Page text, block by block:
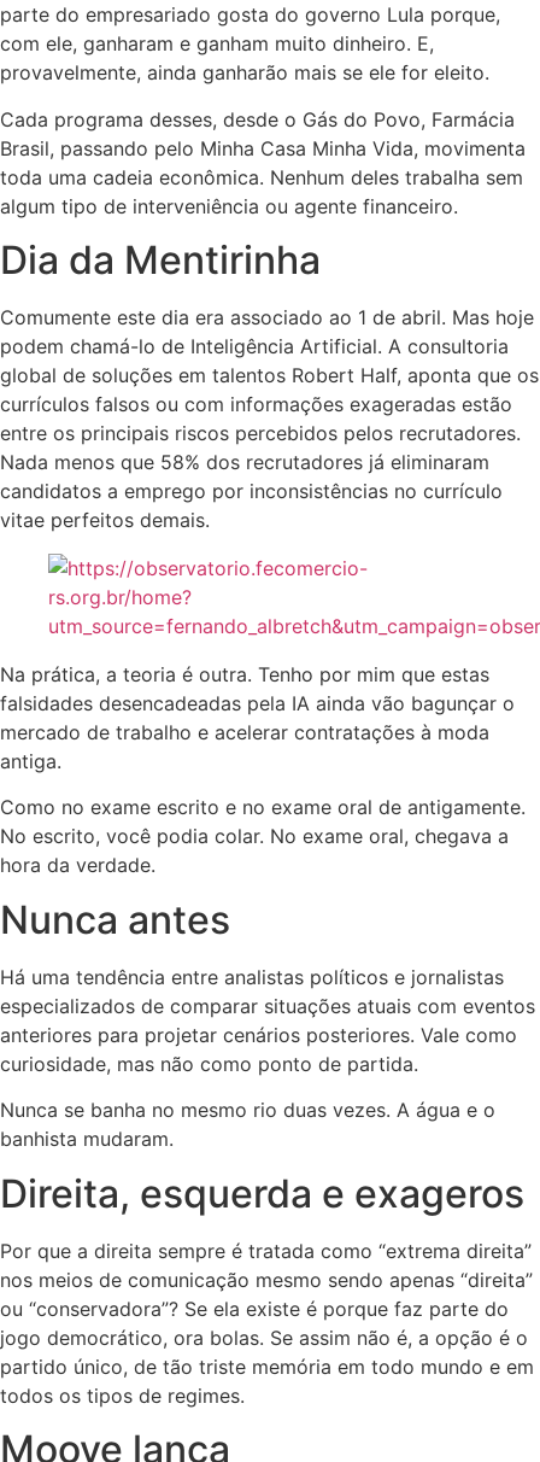
parte do empresariado gosta do governo Lula porque,
com ele, ganharam e ganham muito dinheiro. E,
provavelmente, ainda ganharão mais se ele for eleito.
Cada programa desses, desde o Gás do Povo, Farmácia
Brasil, passando pelo Minha Casa Minha Vida, movimenta
toda uma cadeia econômica. Nenhum deles trabalha sem
algum tipo de interveniência ou agente financeiro.
Dia da Mentirinha
Comumente este dia era associado ao 1 de abril. Mas hoje
podem chamá-lo de Inteligência Artificial. A consultoria
global de soluções em talentos Robert Half, aponta que os
currículos falsos ou com informações exageradas estão
entre os principais riscos percebidos pelos recrutadores.
Nada menos que 58% dos recrutadores já eliminaram
candidatos a emprego por inconsistências no currículo
vitae perfeitos demais.
Na prática, a teoria é outra. Tenho por mim que estas
falsidades desencadeadas pela IA ainda vão bagunçar o
mercado de trabalho e acelerar contratações à moda
antiga.
Como no exame escrito e no exame oral de antigamente.
No escrito, você podia colar. No exame oral, chegava a
hora da verdade.
Nunca antes
Há uma tendência entre analistas políticos e jornalistas
especializados de comparar situações atuais com eventos
anteriores para projetar cenários posteriores. Vale como
curiosidade, mas não como ponto de partida.
Nunca se banha no mesmo rio duas vezes. A água e o
banhista mudaram.
Direita, esquerda e exageros
Por que a direita sempre é tratada como “extrema direita”
nos meios de comunicação mesmo sendo apenas “direita”
ou “conservadora”? Se ela existe é porque faz parte do
jogo democrático, ora bolas. Se assim não é, a opção é o
partido único, de tão triste memória em todo mundo e em
todos os tipos de regimes.
Moove lança